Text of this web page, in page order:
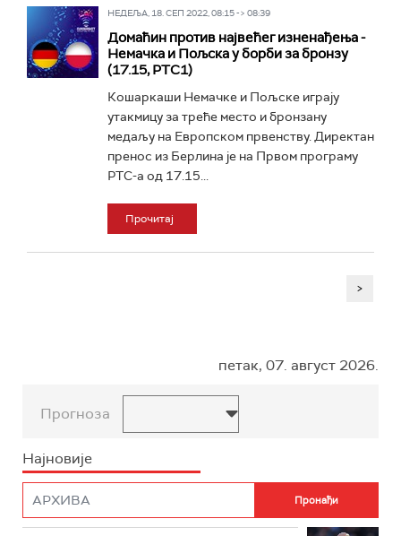
НЕДЕЉА, 18. СЕП 2022, 08:15 -> 08:39
Домаћин против највећег изненађења -
Немачка и Пољска у борби за бронзу
(17.15, РТС1)
Кошаркаши Немачке и Пољске играју
утакмицу за треће место и бронзану
медаљу на Европском првенству. Директан
пренос из Берлина је на Првом програму
РТС-а од 17.15...
Прочитај
>
петак, 07. август 2026.
Прогноза
Најновије